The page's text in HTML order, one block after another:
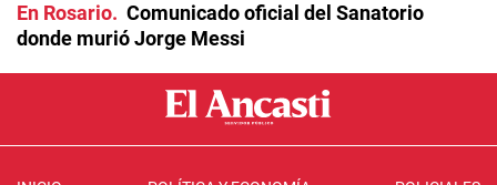
En Rosario
Comunicado oficial del Sanatorio
donde murió Jorge Messi